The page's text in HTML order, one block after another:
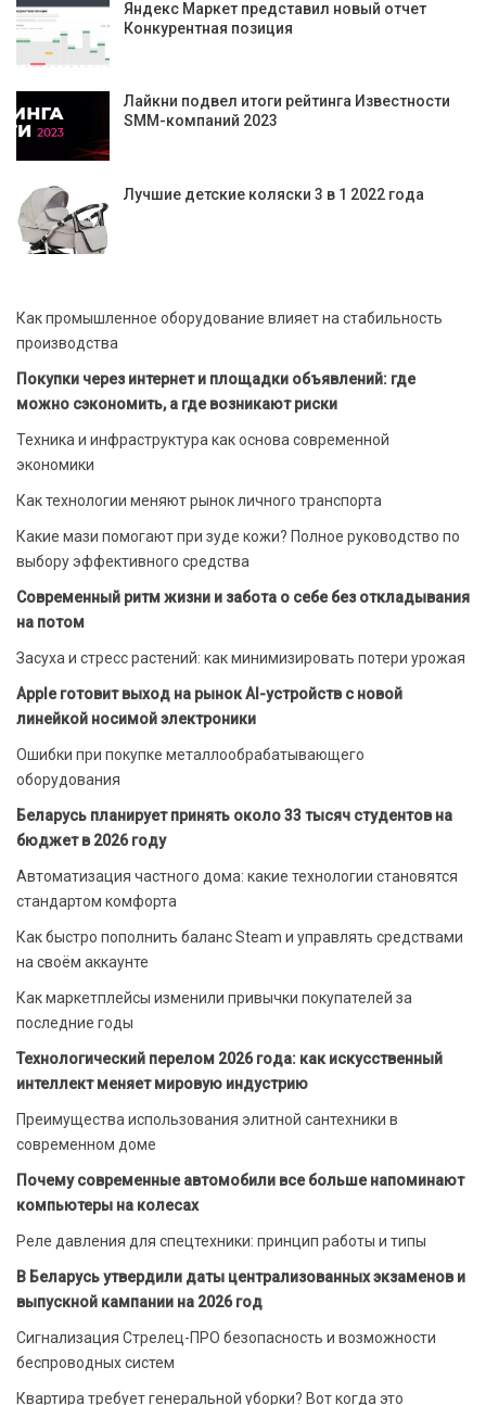
Яндекс Маркет представил новый отчет
Конкурентная позиция
Лайкни подвел итоги рейтинга Известности
SMM-компаний 2023
Лучшие детские коляски 3 в 1 2022 года
Как промышленное оборудование влияет на стабильность
производства
Покупки через интернет и площадки объявлений: где
можно сэкономить, а где возникают риски
Техника и инфраструктура как основа современной
экономики
Как технологии меняют рынок личного транспорта
Какие мази помогают при зуде кожи? Полное руководство по
выбору эффективного средства
Современный ритм жизни и забота о себе без откладывания
на потом
Засуха и стресс растений: как минимизировать потери урожая
Apple готовит выход на рынок AI-устройств с новой
линейкой носимой электроники
Ошибки при покупке металлообрабатывающего
оборудования
Беларусь планирует принять около 33 тысяч студентов на
бюджет в 2026 году
Автоматизация частного дома: какие технологии становятся
стандартом комфорта
Как быстро пополнить баланс Steam и управлять средствами
на своём аккаунте
Как маркетплейсы изменили привычки покупателей за
последние годы
Технологический перелом 2026 года: как искусственный
интеллект меняет мировую индустрию
Преимущества использования элитной сантехники в
современном доме
Почему современные автомобили все больше напоминают
компьютеры на колесах
Реле давления для спецтехники: принцип работы и типы
В Беларусь утвердили даты централизованных экзаменов и
выпускной кампании на 2026 год
Сигнализация Стрелец-ПРО безопасность и возможности
беспроводных систем
Квартира требует генеральной уборки? Вот когда это